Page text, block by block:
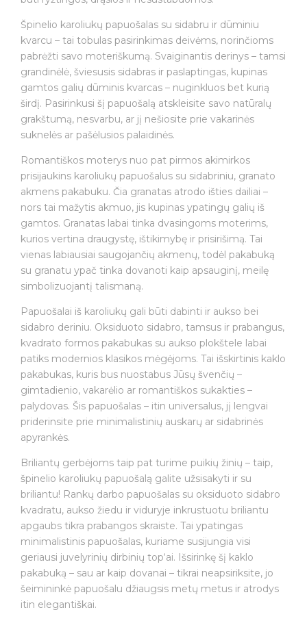
Špinelio karoliukų papuošalas su sidabru ir dūminiu
kvarcu – tai tobulas pasirinkimas deivėms, norinčioms
pabrėžti savo moteriškumą. Svaiginantis derinys – tamsi
grandinėlė, šviesusis sidabras ir paslaptingas, kupinas
gamtos galių dūminis kvarcas – nuginkluos bet kurią
širdį. Pasirinkusi šį papuošalą atskleisite savo natūralų
grakštumą, nesvarbu, ar jį nešiosite prie vakarinės
suknelės ar pašėlusios palaidinės.
Romantiškos moterys nuo pat pirmos akimirkos
prisijaukins karoliukų papuošalus su sidabriniu, granato
akmens pakabuku. Čia granatas atrodo išties dailiai –
nors tai mažytis akmuo, jis kupinas ypatingų galių iš
gamtos. Granatas labai tinka dvasingoms moterims,
kurios vertina draugystę, ištikimybę ir prisirišimą. Tai
vienas labiausiai saugojančių akmenų, todėl pakabuką
su granatu ypač tinka dovanoti kaip apsauginį, meilę
simbolizuojantį talismaną.
Papuošalai iš karoliukų gali būti dabinti ir aukso bei
sidabro deriniu. Oksiduoto sidabro, tamsus ir prabangus,
kvadrato formos pakabukas su aukso plokštele labai
patiks modernios klasikos mėgėjoms. Tai išskirtinis kaklo
pakabukas, kuris bus nuostabus Jūsų švenčių –
gimtadienio, vakarėlio ar romantiškos sukakties –
palydovas. Šis papuošalas – itin universalus, jį lengvai
priderinsite prie minimalistinių auskarų ar sidabrinės
apyrankės.
Briliantų gerbėjoms taip pat turime puikių žinių – taip,
špinelio karoliukų papuošalą galite užsisakyti ir su
briliantu! Rankų darbo papuošalas su oksiduoto sidabro
kvadratu, aukso žiedu ir viduryje inkrustuotu briliantu
apgaubs tikra prabangos skraiste. Tai ypatingas
minimalistinis papuošalas, kuriame susijungia visi
geriausi juvelyrinių dirbinių top‘ai. Išsirinkę šį kaklo
pakabuką – sau ar kaip dovanai – tikrai neapsiriksite, jo
šeimininkė papuošalu džiaugsis metų metus ir atrodys
itin elegantiškai.